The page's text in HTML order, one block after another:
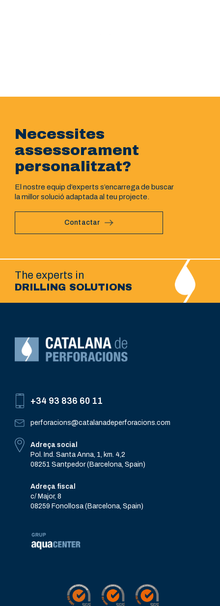
The experts in
DRILLING SOLUTIONS
Necessites
assessorament
personalitzat?
El nostre equip d’experts s’encarrega de buscar
la millor solució adaptada al teu projecte.
Contactar
+34 93 836 60 11
perforacions@catalanadeperforacions.com
Adreça social
Pol. Ind. Santa Anna, 1, km. 4,2
08251 Santpedor (Barcelona, Spain)
Adreça fiscal
c/ Major, 8
08259 Fonollosa (Barcelona, Spain)